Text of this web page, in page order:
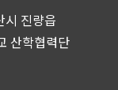
시 진량읍
산학협력단